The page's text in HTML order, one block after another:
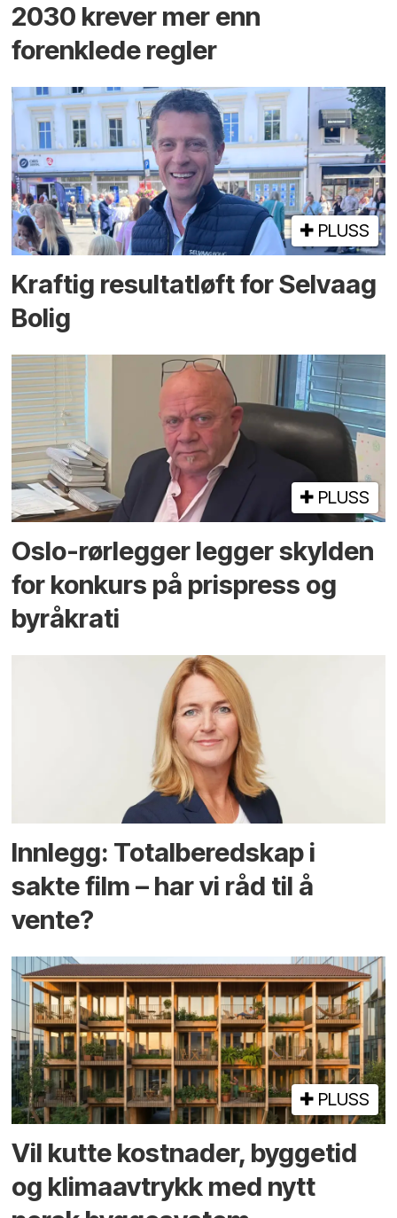
2030 krever mer enn
forenklede regler
PLUSS
Kraftig resultatløft for Selvaag
Bolig
PLUSS
Oslo-rørlegger legger skylden
for konkurs på prispress og
byråkrati
Innlegg: Totalberedskap i
sakte film – har vi råd til å
vente?
PLUSS
Vil kutte kostnader, byggetid
og klima­avtrykk med nytt